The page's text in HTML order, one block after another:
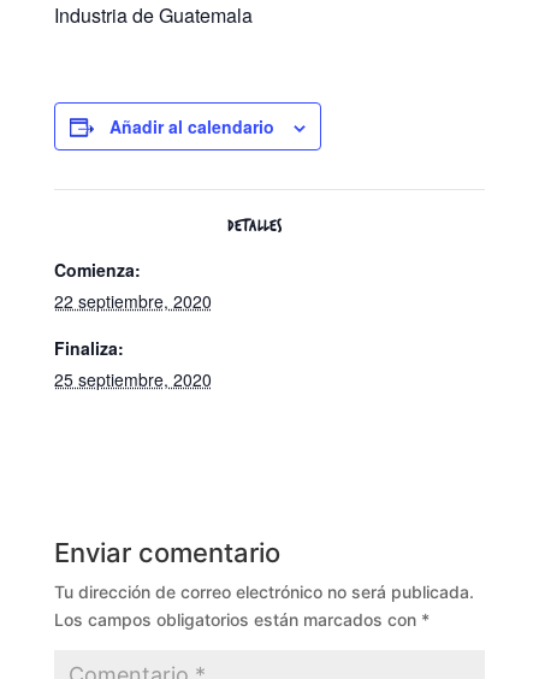
Industria de Guatemala
Añadir al calendario
DETALLES
Comienza:
22 septiembre, 2020
Finaliza:
25 septiembre, 2020
Enviar comentario
Tu dirección de correo electrónico no será publicada.
Los campos obligatorios están marcados con *